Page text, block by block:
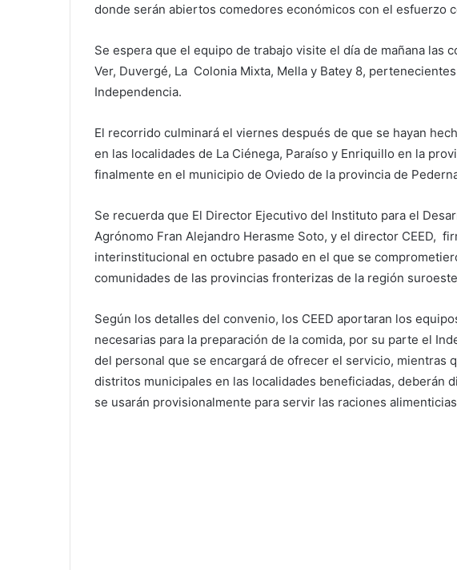
donde serán abiertos comedores económicos con el esfuerzo
Se espera que el equipo de trabajo visite el día de mañana las
Ver, Duvergé, La Colonia Mixta, Mella y Batey 8,
Independencia.
El recorrido culminará el viernes después de que se hayan
en las localidades de La Ciénega, Paraíso y Enriquillo en la
finalmente en el municipio de Oviedo de la provincia de
Se recuerda que El Director Ejecutivo del Instituto para el
Agrónomo Fran Alejandro Herasme Soto, y el director CEED,
interinstitucional en octubre pasado en el que se
comunidades de las provincias fronterizas de la región
Según los detalles del convenio, los CEED aportaran los
necesarias para la preparación de la comida, por su parte el
del personal que se encargará de ofrecer el servicio, mientras
distritos municipales en las localidades beneficiadas, deberán
se usarán provisionalmente para servir las raciones